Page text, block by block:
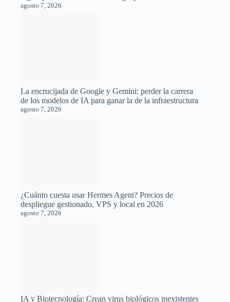
genómico
agosto 7, 2026
informativo entre Wikipedia y los medios de
comunicación
agosto 6, 2026
agosto 6, 2026